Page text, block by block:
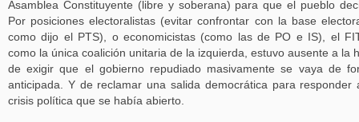
Asamblea Constituyente (libre y soberana) para que el pueblo
Por posiciones electoralistas (evitar confrontar con la base
como dijo el PTS), o economicistas (como las de PO e IS), el
como la única coalición unitaria de la izquierda, estuvo ausente a la
de exigir que el gobierno repudiado masivamente se vaya de
anticipada. Y de reclamar una salida democrática para responder
crisis política que se había abierto.